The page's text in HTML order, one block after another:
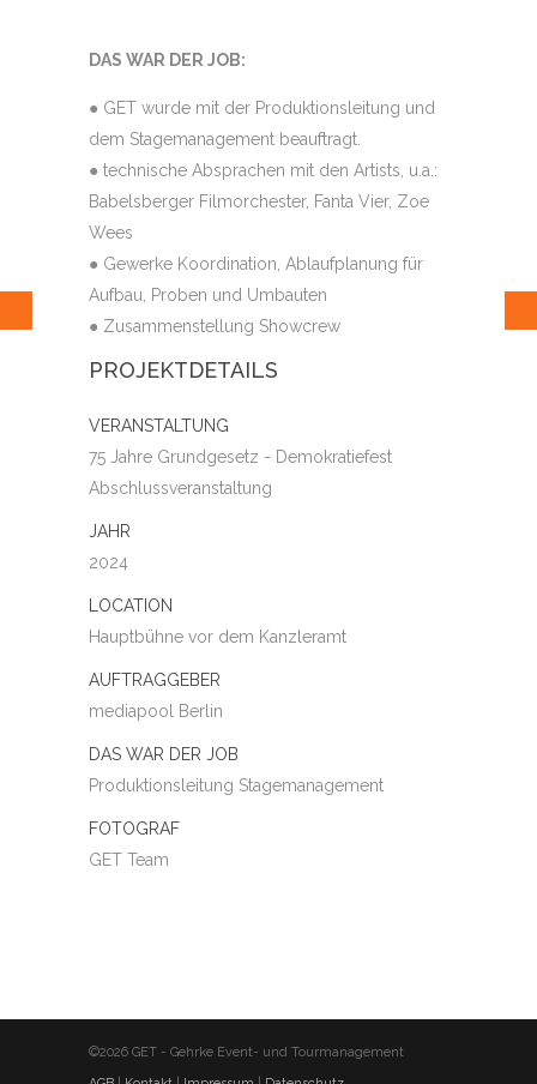
DAS WAR DER JOB:
● GET wurde mit der Produktionsleitung und
dem Stagemanagement beauftragt.
● technische Absprachen mit den Artists, u.a.:
Babelsberger Filmorchester, Fanta Vier, Zoe
Wees
● Gewerke Koordination, Ablaufplanung für
Aufbau, Proben und Umbauten
● Zusammenstellung Showcrew
PROJEKTDETAILS
VERANSTALTUNG
75 Jahre Grundgesetz - Demokratiefest
Abschlussveranstaltung
JAHR
2024
LOCATION
Hauptbühne vor dem Kanzleramt
AUFTRAGGEBER
mediapool Berlin
DAS WAR DER JOB
Produktionsleitung Stagemanagement
FOTOGRAF
GET Team
©2026 GET - Gehrke Event- und Tourmanagement